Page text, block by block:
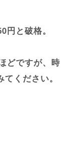
円と破格。
どですが、時
ください。